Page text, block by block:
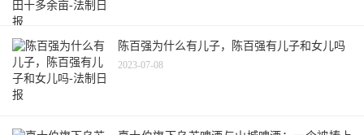
陈百强为什么有儿子，陈百强有儿子和女儿吗
2023-07-08